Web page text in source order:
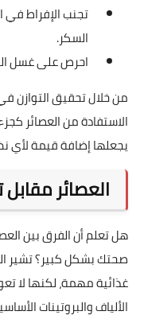
تجنب الإفراط في
السكر.
احرص على غسل
من خلال تحقيق التوازن
الاستفادة من العصائر
يجعلها إضافة قيمة لأي
العصائر
هل تعلم أن الفرق بين
صحتك بشكل كبير؟ تشير
غذائية مهمة، لكنها لا
الألياف والبروتينات